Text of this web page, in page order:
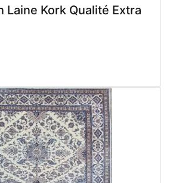
Laine Kork Qualité Extra